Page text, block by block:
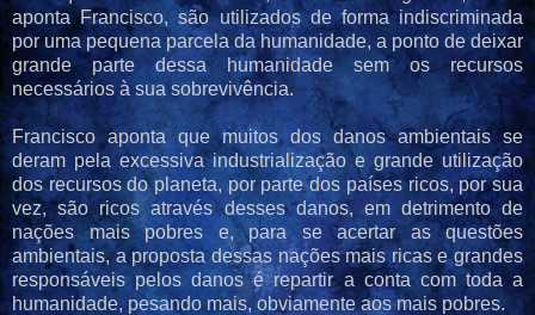
aponta Francisco, são utilizados de forma indiscriminada
por uma pequena parcela da humanidade, a ponto de deixar
grande parte dessa humanidade sem os recursos
necessários à sua sobrevivência.
Francisco aponta que muitos dos danos ambientais se
deram pela excessiva industrialização e grande utilização
dos recursos do planeta, por parte dos países ricos, por sua
vez, são ricos através desses danos, em detrimento de
nações mais pobres e, para se acertar as questões
ambientais, a proposta dessas nações mais ricas e grandes
responsáveis pelos danos é repartir a conta com toda a
humanidade, pesando mais, obviamente aos mais pobres.